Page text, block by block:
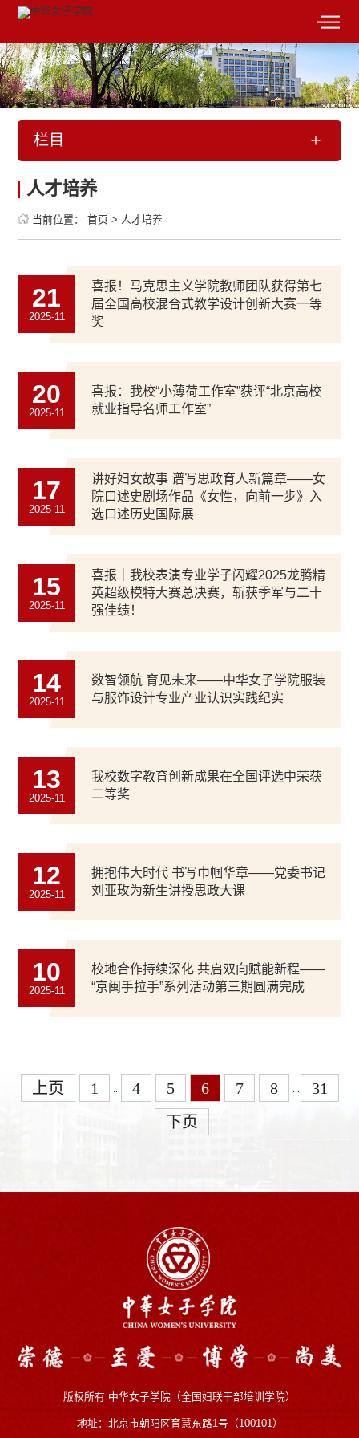
栏目
人才培养
当前位置： 首页 > 人才培养
21
2025-11
喜报！马克思主义学院教师团队获得第七
届全国高校混合式教学设计创新大赛一等
奖
20
2025-11
喜报：我校“小薄荷工作室”获评“北京高校
就业指导名师工作室”
17
2025-11
讲好妇女故事 谱写思政育人新篇章——女
院口述史剧场作品《女性，向前一步》入
选口述历史国际展
15
2025-11
喜报｜我校表演专业学子闪耀2025龙腾精
英超级模特大赛总决赛，斩获季军与二十
强佳绩！
14
2025-11
数智领航 育见未来——中华女子学院服装
与服饰设计专业产业认识实践纪实
13
2025-11
我校数字教育创新成果在全国评选中荣获
二等奖
12
2025-11
拥抱伟大时代 书写巾帼华章——党委书记
刘亚玫为新生讲授思政大课
10
2025-11
校地合作持续深化 共启双向赋能新程——
“京闽手拉手”系列活动第三期圆满完成
上页 1 4 5 6 7 8
31
下页
版权所有 中华女子学院（全国妇联干部培训学院）
地址：北京市朝阳区育慧东路1号（100101）